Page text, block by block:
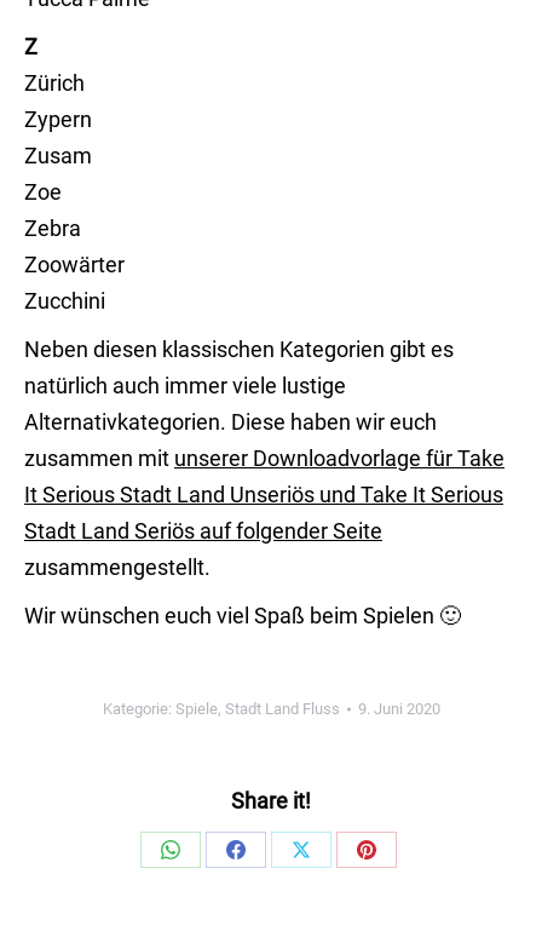
Z
Zürich
Zypern
Zusam
Zoe
Zebra
Zoowärter
Zucchini
Neben diesen klassischen Kategorien gibt es
natürlich auch immer viele lustige
Alternativkategorien. Diese haben wir euch
zusammen mit unserer Downloadvorlage für Take
It Serious Stadt Land Unseriös und Take It Serious
Stadt Land Seriös auf folgender Seite
zusammengestellt.
Wir wünschen euch viel Spaß beim Spielen 🙂
Kategorie: Spiele, Stadt Land Fluss 9. Juni 2020
Share it!
Share
Share
Share
Share